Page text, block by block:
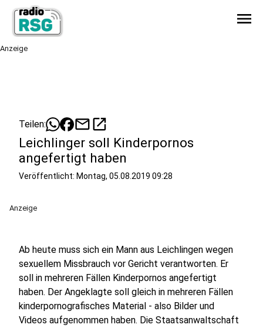
menu
Anzeige
Teilen: mailopen_in_new
Leichlinger soll Kinderpornos
angefertigt haben
Veröffentlicht: Montag, 05.08.2019 09:28
Anzeige
Ab heute muss sich ein Mann aus Leichlingen wegen
sexuellem Missbrauch vor Gericht verantworten. Er
soll in mehreren Fällen Kinderpornos angefertigt
haben. Der Angeklagte soll gleich in mehreren Fällen
kinderpornografisches Material - also Bilder und
Videos aufgenommen haben. Die Staatsanwaltschaft